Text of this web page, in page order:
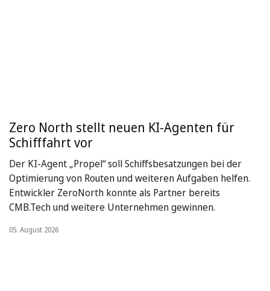
Zero North stellt neuen KI-Agenten für
Schifffahrt vor
Der KI-Agent „Propel“ soll Schiffsbesatzungen bei der
Optimierung von Routen und weiteren Aufgaben helfen.
Entwickler ZeroNorth konnte als Partner bereits
CMB.Tech und weitere Unternehmen gewinnen.
05. August 2026